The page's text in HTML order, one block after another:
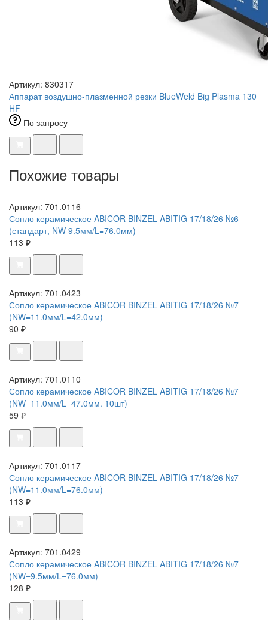
Артикул: 830317
Аппарат воздушно-плазменной резки BlueWeld Big Plasma 130
HF
По запросу
Похожие товары
Артикул: 701.0116
Сопло керамическое ABICOR BINZEL ABITIG 17/18/26 №6
(стандарт, NW 9.5мм/L=76.0мм)
113 ₽
Артикул: 701.0423
Сопло керамическое ABICOR BINZEL ABITIG 17/18/26 №7
(NW=11.0мм/L=42.0мм)
90 ₽
Артикул: 701.0110
Сопло керамическое ABICOR BINZEL ABITIG 17/18/26 №7
(NW=11.0мм/L=47.0мм. 10шт)
59 ₽
Артикул: 701.0117
Сопло керамическое ABICOR BINZEL ABITIG 17/18/26 №7
(NW=11.0мм/L=76.0мм)
113 ₽
Артикул: 701.0429
Сопло керамическое ABICOR BINZEL ABITIG 17/18/26 №7
(NW=9.5мм/L=76.0мм)
128 ₽